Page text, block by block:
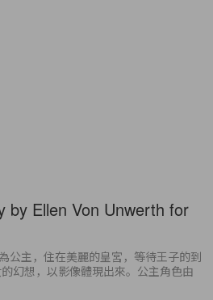
by Ellen Von Unwerth for
公主，住在美麗的皇宮，等待王子的到
幻想，以影像體現出來。公主角色由